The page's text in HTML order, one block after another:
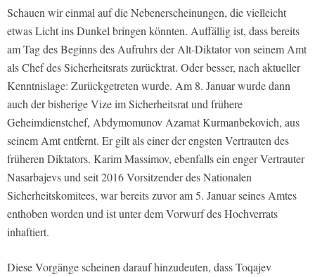
Schauen wir einmal auf die Nebenerscheinungen, die vielleicht
etwas Licht ins Dunkel bringen könnten. Auffällig ist, dass bereits
am Tag des Beginns des Aufruhrs der Alt-Diktator von seinem Amt
als Chef des Sicherheitsrats zurücktrat. Oder besser, nach aktueller
Kenntnislage: Zurückgetreten wurde. Am 8. Januar wurde dann
auch der bisherige Vize im Sicherheitsrat und frühere
Geheimdienstchef, Abdymomunov Azamat Kurmanbekovich, aus
seinem Amt entfernt. Er gilt als einer der engsten Vertrauten des
früheren Diktators. Karim Massimov, ebenfalls ein enger Vertrauter
Nasarbajevs und seit 2016 Vorsitzender des Nationalen
Sicherheitskomitees, war bereits zuvor am 5. Januar seines Amtes
enthoben worden und ist unter dem Vorwurf des Hochverrats
inhaftiert.
Diese Vorgänge scheinen darauf hinzudeuten, dass Toqajev